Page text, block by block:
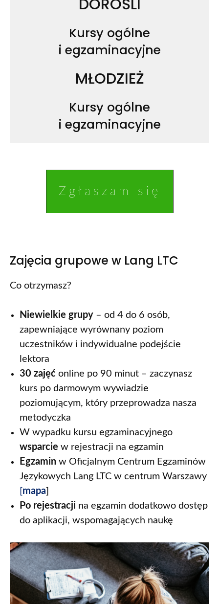
DOROŚLI
Kursy ogólne
i egzaminacyjne
MŁODZIEŻ
Kursy ogólne
i egzaminacyjne
Zgłaszam się
Zajęcia grupowe w Lang LTC
Co otrzymasz?
Niewielkie grupy – od 4 do 6 osób,
zapewniające wyrównany poziom
uczestników i indywidualne podejście
lektora
30 zajęć online po 90 minut – zaczynasz
kurs po darmowym wywiadzie
poziomującym, który przeprowadza nasza
metodyczka
W wypadku kursu egzaminacyjnego
wsparcie w rejestracji na egzamin
Egzamin w Oficjalnym Centrum Egzaminów
Językowych Lang LTC w centrum Warszawy
[mapa]
Po rejestracji na egzamin dodatkowo dostęp
do aplikacji, wspomagających naukę